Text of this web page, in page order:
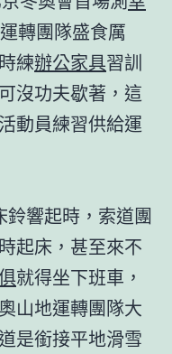
轉團隊盛食厲
練辦公家具習訓
沒功夫歇著，這
動員練習供給運
響起時，索道團
起床，甚至來不
就得坐下班車，
山地運轉團隊大
是銜接平地滑雪